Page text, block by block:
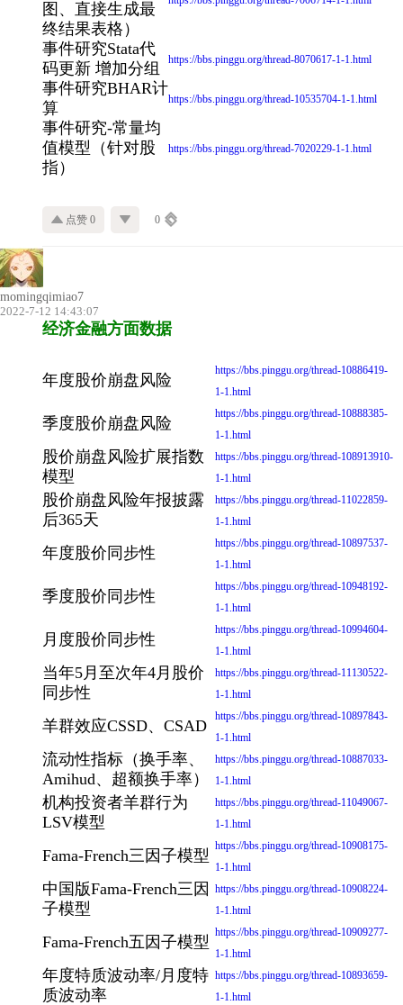
图、直接生成最
终结果表格）
事件研究Stata代
码更新 增加分组
https://bbs.pinggu.org/thread-8070617-1-1.html
事件研究BHAR计
算
https://bbs.pinggu.org/thread-10535704-1-1.html
事件研究-常量均
值模型（针对股
指）
https://bbs.pinggu.org/thread-7020229-1-1.html
点赞 0 0
momingqimiao7
2022-7-12 14:43:07
经济金融方面数据
年度股价崩盘风险
https://bbs.pinggu.org/thread-10886419-
1-1.html
季度股价崩盘风险
https://bbs.pinggu.org/thread-10888385-
1-1.html
股价崩盘风险扩展指数
模型
https://bbs.pinggu.org/thread-108913910-
1-1.html
股价崩盘风险年报披露
后365天
https://bbs.pinggu.org/thread-11022859-
1-1.html
年度股价同步性
https://bbs.pinggu.org/thread-10897537-
1-1.html
季度股价同步性
https://bbs.pinggu.org/thread-10948192-
1-1.html
月度股价同步性
https://bbs.pinggu.org/thread-10994604-
1-1.html
当年5月至次年4月股价
同步性
https://bbs.pinggu.org/thread-11130522-
1-1.html
羊群效应CSSD、CSAD
https://bbs.pinggu.org/thread-10897843-
1-1.html
流动性指标（换手率、
Amihud、超额换手率）
https://bbs.pinggu.org/thread-10887033-
1-1.html
机构投资者羊群行为
LSV模型
https://bbs.pinggu.org/thread-11049067-
1-1.html
Fama-French三因子模型
https://bbs.pinggu.org/thread-10908175-
1-1.html
中国版Fama-French三因
子模型
https://bbs.pinggu.org/thread-10908224-
1-1.html
Fama-French五因子模型
https://bbs.pinggu.org/thread-10909277-
1-1.html
年度特质波动率/月度特
质波动率
https://bbs.pinggu.org/thread-10893659-
1-1.html